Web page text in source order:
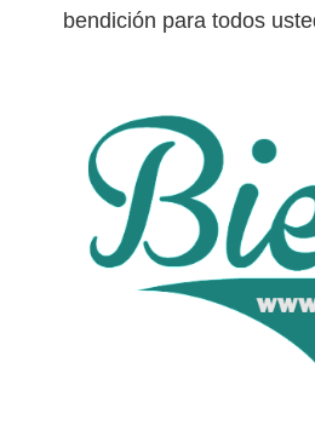
bendición para todos